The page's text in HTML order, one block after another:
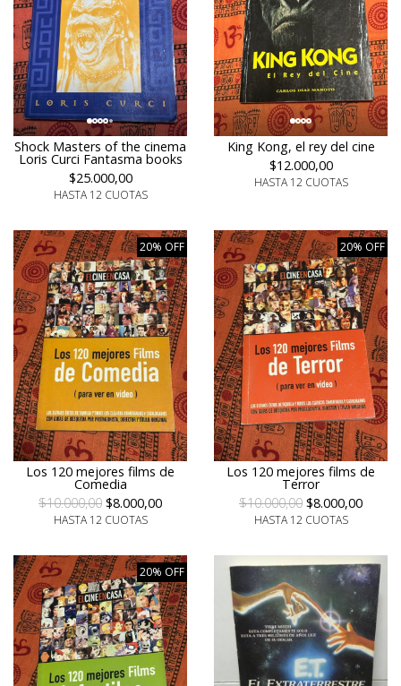
Shock Masters of the cinema
Loris Curci Fantasma books
$25.000,00
HASTA 12 CUOTAS
King Kong, el rey del cine
$12.000,00
HASTA 12 CUOTAS
20% OFF
Los 120 mejores films de
Comedia
$10.000,00 $8.000,00
HASTA 12 CUOTAS
20% OFF
Los 120 mejores films de
Terror
$10.000,00 $8.000,00
HASTA 12 CUOTAS
20% OFF